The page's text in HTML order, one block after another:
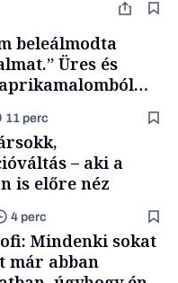
beleálmodta
Üres és
családi
11 perc
– aki a
is előre néz
4 perc
Mindenki sokat
már abban